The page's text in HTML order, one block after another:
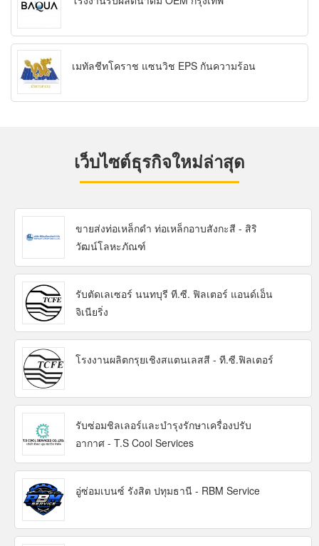
เมทัลชีทโคราช แซนวิช EPS กันความร้อน
เว็บไซต์ธุรกิจใหม่ล่าสุด
ขายส่งท่อเหล็กดำ ท่อเหล็กอาบสังกะสี - สิริ
วัฒน์โลหะภัณฑ์
รับตัดเลเซอร์ นนทบุรี ที.ซี. ฟิลเตอร์ แอนด์เอ็น
จิเนียริ่ง
โรงงานผลิตกรุยเชิงสแตนเลสสี - ที.ซี.ฟิลเตอร์
รับซ่อมชิลเลอร์และบำรุงรักษาเครื่องปรับ
อากาศ - T.S Cool Services
อู่ซ่อมเบนซ์ รังสิต ปทุมธานี - RBM Service